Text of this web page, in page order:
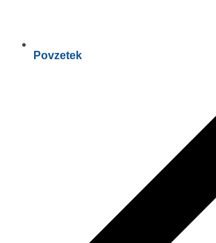
Povzetek